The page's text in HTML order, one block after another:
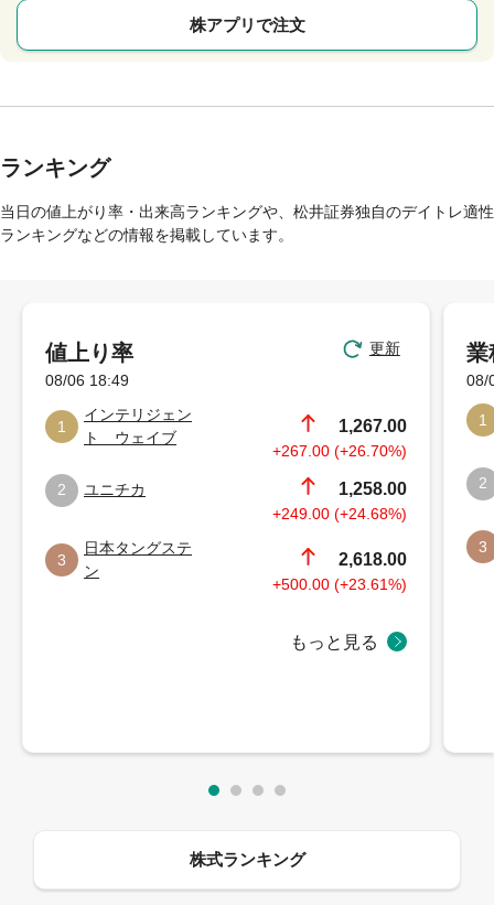
株アプリで注文
ランキング
当日の値上がり率・出来高ランキングや、松井証券独自のデイトレ適性
ランキングなどの情報を掲載しています。